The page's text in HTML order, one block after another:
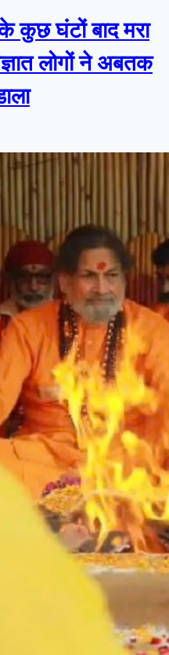
कुछ घंटों बाद मरा
लोगों ने अबतक